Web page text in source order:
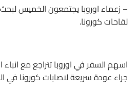
– زعماء اوروبا يجتمعون الخميس
لقاحات كورونا.
اسهم السفر في اوروبا تتراجع مع
جراء عودة سريعة لاصابات كورونا في